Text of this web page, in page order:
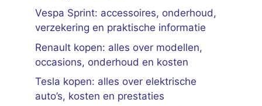
Vespa Sprint: accessoires, onderhoud,
verzekering en praktische informatie
Renault kopen: alles over modellen,
occasions, onderhoud en kosten
Tesla kopen: alles over elektrische
auto’s, kosten en prestaties